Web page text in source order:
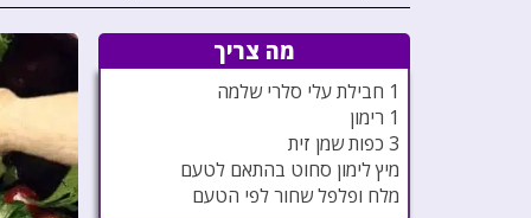
מה צריך
1 חבילת עלי סלרי שלמה
1 רימון
3 כפות שמן זית
מיץ לימון סחוט בהתאם לטעם
מלח ופלפל שחור לפי הטעם